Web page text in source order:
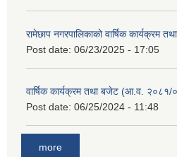
रामेछाप नगरपालिकाको वार्षिक
Post date: 06/23/2025 - 17:05
वार्षिक कार्यक्रम तथा बजेट (आ.व. २०८१/
Post date: 06/25/2024 - 11:48
more